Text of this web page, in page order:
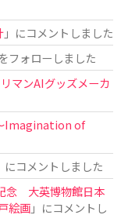
」にコメントしました
フォローしました
マンAIグッズメーカ
Imagination of
にコメントしました
念 大英博物館日本
絵画」にコメントし